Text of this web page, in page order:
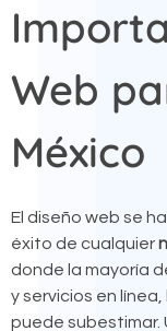
Web
México
El diseño web se
éxito de cualquier
donde la mayoría
y servicios en línea,
puede subestimar.